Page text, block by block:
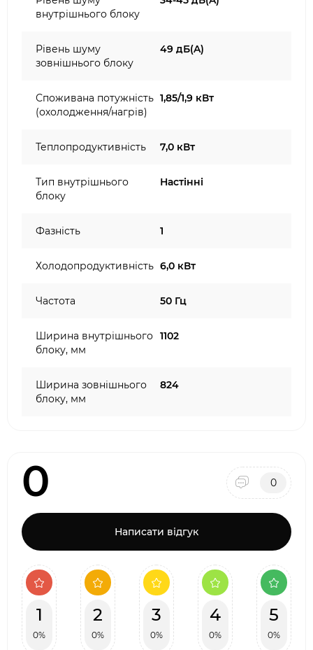
внутрішнього блоку
Рівень шуму
зовнішнього блоку
49 дБ(A)
Споживана потужність
(охолодження/нагрів)
1,85/1,9 кВт
Теплопродуктивність 7,0 кВт
Тип внутрішнього
блоку
Настінні
Фазність 1
Холодопродуктивність 6,0 кВт
Частота 50 Гц
Ширина внутрішнього
блоку, мм
1102
Ширина зовнішнього
блоку, мм
824
0 0
Написати відгук
1
0%
2
0%
3
0%
4
0%
5
0%